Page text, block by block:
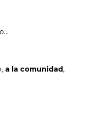
a la comunidad ,